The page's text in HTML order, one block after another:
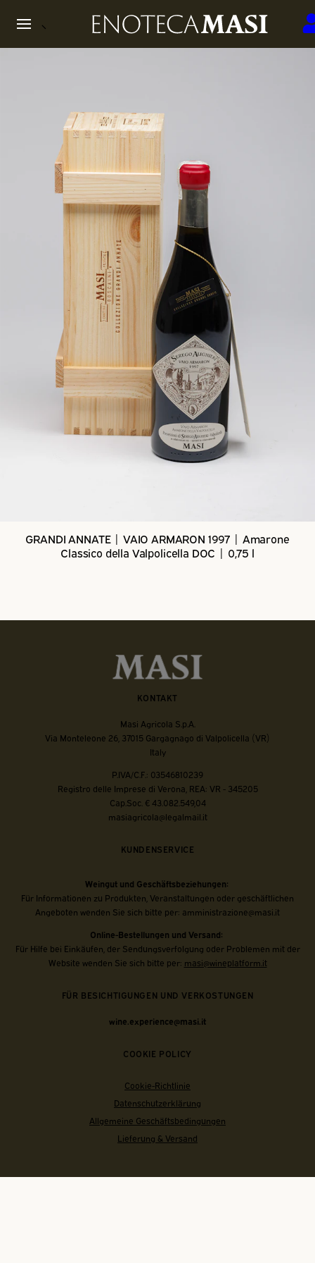
GRANDI ANNATE | VAIO ARMARON 1997 | Amarone
Classico della Valpolicella DOC | 0,75 l
KONTAKT
Masi Agricola S.p.A.
Via Monteleone 26, 37015 Gargagnago di Valpolicella (VR)
Italy
P.IVA/C.F.: 03546810239
Registro delle Imprese di Verona, REA: VR - 345205
Cap.Soc. € 43.082.549,04
masiagricola@legalmail.it
KUNDENSERVICE
Weingut und Geschäftsbeziehungen:
Für Informationen zu Produkten, Veranstaltungen oder geschäftlichen
Angeboten wenden Sie sich bitte per: amministrazione@masi.it
Online-Bestellungen und Versand:
Für Hilfe bei Einkäufen, der Sendungsverfolgung oder Problemen mit der
Website wenden Sie sich bitte per: masi@wineplatform.it
FÜR BESICHTIGUNGEN UND VERKOSTUNGEN
wine.experience@masi.it
COOKIE POLICY
Cookie-Richtlinie
Datenschutzerklärung
Allgemeine Geschäftsbedingungen
Lieferung & Versand